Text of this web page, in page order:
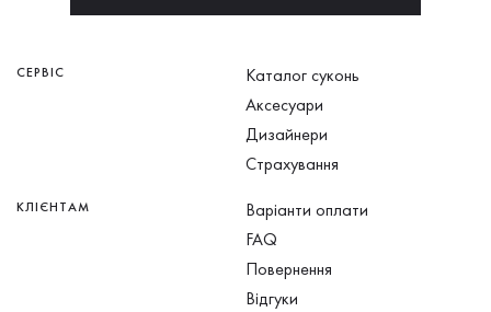
СЕРВІС
Каталог суконь
Аксесуари
Дизайнери
Страхування
КЛІЄНТАМ
Варіанти оплати
FAQ
Повернення
Відгуки